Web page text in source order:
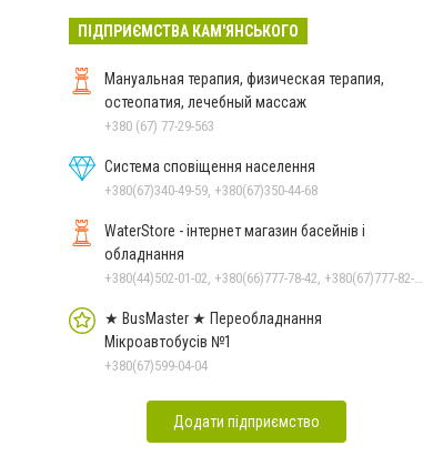
ПІДПРИЄМСТВА КАМ'ЯНСЬКОГО
Мануальная терапия, физическая терапия,
остеопатия, лечебный массаж
+380 (67) 77-29-563
Система сповіщення населення
+380(67)340-49-59, +380(67)350-44-68
WaterStore - інтернет магазин басейнів і
обладнання
★ BusMaster ★ Переобладнання
Мікроавтобусів №1
+380(67)599-04-04
Додати підприємство